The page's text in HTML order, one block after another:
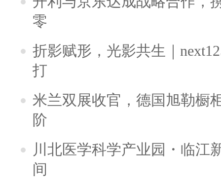
零
折影赋形，光影共生｜
打
米兰双展收官，德国旭勒橱
阶
川北医学科学产业园・临江
间